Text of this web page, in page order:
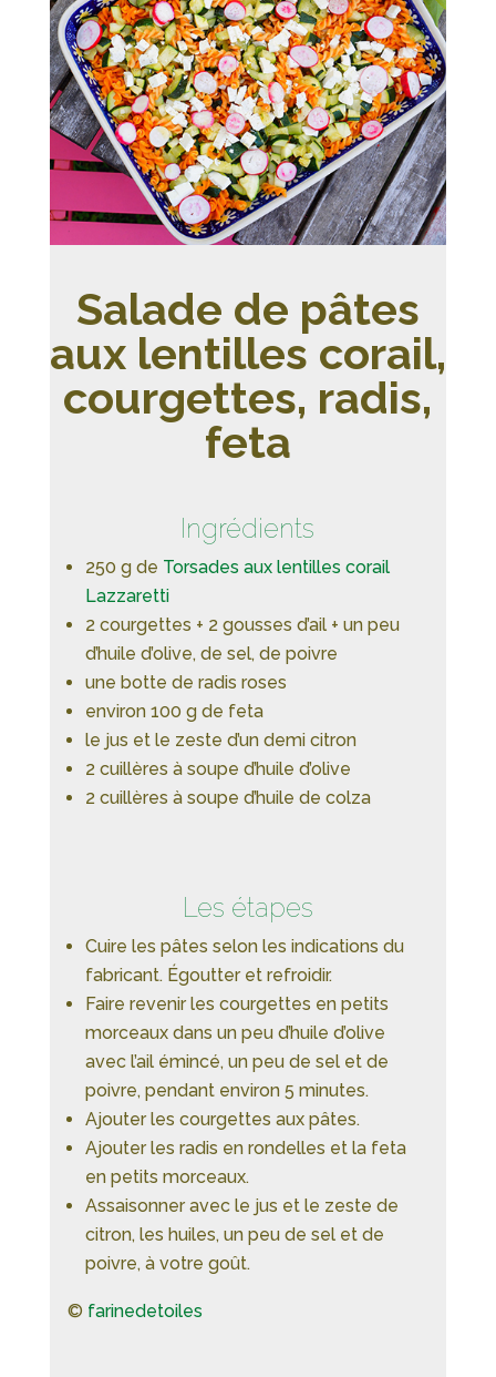
Salade de pâtes
aux lentilles corail,
courgettes, radis,
feta
Ingrédients
250 g de Torsades aux lentilles corail
Lazzaretti
2 courgettes + 2 gousses d’ail + un peu
d’huile d’olive, de sel, de poivre
une botte de radis roses
environ 100 g de feta
le jus et le zeste d’un demi citron
2 cuillères à soupe d’huile d’olive
2 cuillères à soupe d’huile de colza
Les étapes
Cuire les pâtes selon les indications du
fabricant. Égoutter et refroidir.
Faire revenir les courgettes en petits
morceaux dans un peu d’huile d’olive
avec l’ail émincé, un peu de sel et de
poivre, pendant environ 5 minutes.
Ajouter les courgettes aux pâtes.
Ajouter les radis en rondelles et la feta
en petits morceaux.
Assaisonner avec le jus et le zeste de
citron, les huiles, un peu de sel et de
poivre, à votre goût.
© farinedetoiles